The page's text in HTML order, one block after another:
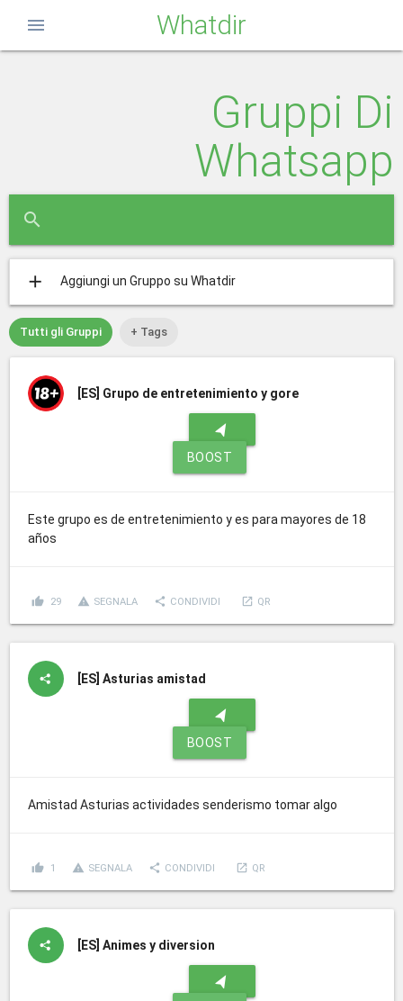
Whatdir
menu
Gruppi Di
Whatsapp
search
add Aggiungi un Gruppo su Whatdir
Tutti gli Gruppi + Tags
[ES] Grupo de entretenimiento y gore
navigation
BOOST
Este grupo es de entretenimiento y es para mayores de 18
años
thumb_up 29 report_problem SEGNALA share CONDIVIDI launch QR
[ES] Asturias amistad
navigation
BOOST
Amistad Asturias actividades senderismo tomar algo
thumb_up 1 report_problem SEGNALA share CONDIVIDI launch QR
[ES] Animes y diversion
navigation